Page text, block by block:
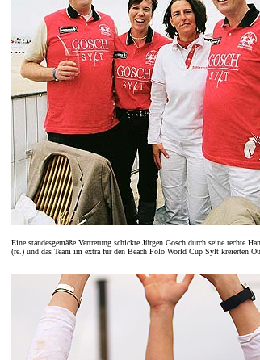
Eine standesgemäße Vertretung schickte Jürgen Gosch durch seine rechte
(re.) und das Team im extra für den Beach Polo World Cup Sylt kreierten